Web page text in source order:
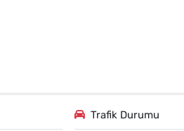
Trafik Durumu